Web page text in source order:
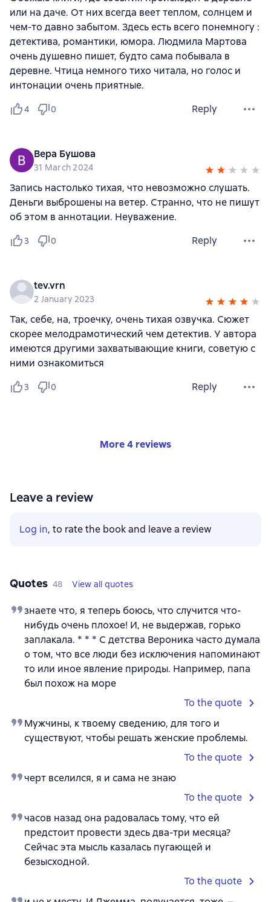
или на даче. От них всегда веет теплом, солнцем и
чем-то давно забытом. Здесь есть всего понемногу :
детектива, романтики, юмора. Людмила Мартова
очень душевно пишет, будто сама побывала в
деревне. Чтица немного тихо читала, но голос и
интонации очень приятные.
4 0 Reply
Вера Бушова
31 March 2024
Запись настолько тихая, что невозможно слушать.
Деньги выброшены на ветер. Странно, что не пишут
об этом в аннотации. Неуважение.
3 0 Reply
tev.vrn
2 January 2023
Так, себе, на, троечку, очень тихая озвучка. Сюжет
скорее мелодрамотический чем детектив. У автора
имеются другими захватывающие книги, советую с
ними ознакомиться
3 0 Reply
More 4 reviews
Leave a review
Log in, to rate the book and leave a review
Quotes 48 View all quotes
знаете что, я теперь боюсь, что случится что-
нибудь очень плохое! И, не выдержав, горько
заплакала. * * * С детства Вероника часто думала
о том, что все люди без исключения напоминают
то или иное явление природы. Например, папа
был похож на море
To the quote
Мужчины, к твоему сведению, для того и
существуют, чтобы решать женские проблемы.
To the quote
черт вселился, я и сама не знаю
To the quote
часов назад она радовалась тому, что ей
предстоит провести здесь два-три месяца?
Сейчас эта мысль казалась пугающей и
безысходной.
To the quote